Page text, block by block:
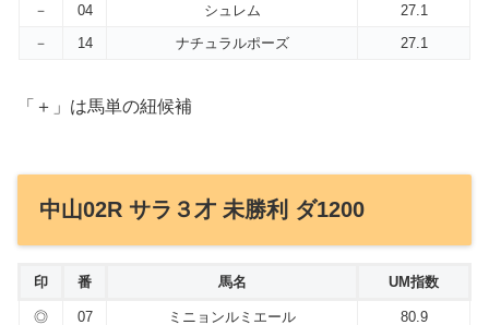
－
04 シュレム
27.1
－
14 ナチュラルポーズ 27.1
「＋」は馬単の紐候補
中山02R サラ３才 未勝利 ダ1200
印 番 馬名 UM指数
◎ 07 ミニョンルミエール
80.9